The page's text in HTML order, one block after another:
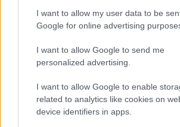
I want to allow my user data to be
Google for online advertising
I want to allow Google to send me
personalized advertising.
I want to allow Google to enable
related to analytics like cookies on
device identifiers in apps.
ΑΑΔΕ: Φορολογικό «σαφάρι» στις
οδηγό τις καταγγελίες πολιτών